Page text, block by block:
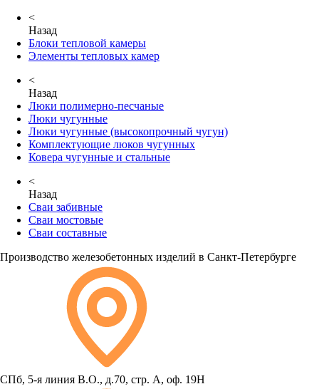
<
Назад
Блоки тепловой камеры
Элементы тепловых камер
<
Назад
Люки полимерно-песчаные
Люки чугунные
Люки чугунные (высокопрочный чугун)
Комплектующие люков чугунных
Ковера чугунные и стальные
<
Назад
Сваи забивные
Сваи мостовые
Сваи составные
Производство железобетонных изделий в Санкт-Петербурге
СПб, 5-я линия В.О., д.70, стр. А, оф. 19Н